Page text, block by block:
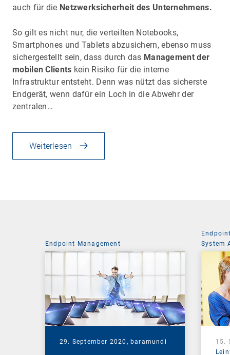
auch für die Netzwerksicherheit des Unternehmens.
So gilt es nicht nur, die verteilten Notebooks,
Smartphones und Tablets abzusichern, ebenso muss
sichergestellt sein, dass durch das Management der
mobilen Clients kein Risiko für die interne
Infrastruktur entsteht. Denn was nützt das sicherste
Endgerät, wenn dafür ein Loch in die Abwehr der
zentralen…
Weiterlesen
Endpoint Management
29. September 2020, baramundi
System
15.